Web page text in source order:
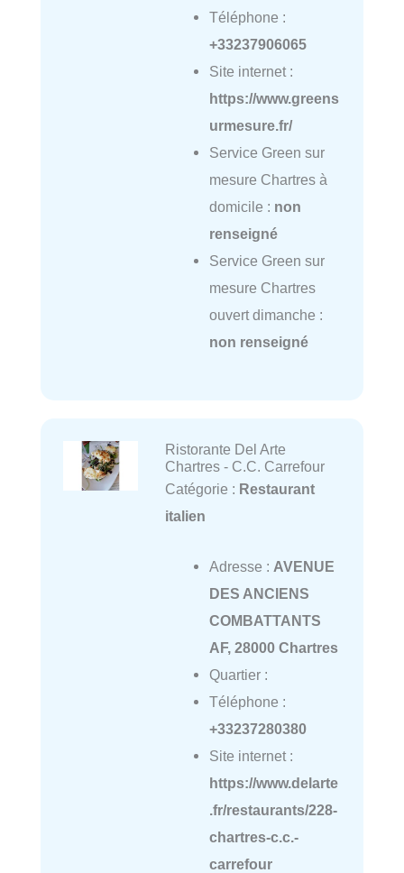
Téléphone :
+33237906065
Site internet :
https://www.greens
urmesure.fr/
Service Green sur
mesure Chartres à
domicile : non
renseigné
Service Green sur
mesure Chartres
ouvert dimanche :
non renseigné
Ristorante Del Arte
Chartres - C.C. Carrefour
Catégorie : Restaurant
italien
Adresse : AVENUE
DES ANCIENS
COMBATTANTS
AF, 28000 Chartres
Quartier :
Téléphone :
+33237280380
Site internet :
https://www.delarte
.fr/restaurants/228-
chartres-c.c.-
carrefour